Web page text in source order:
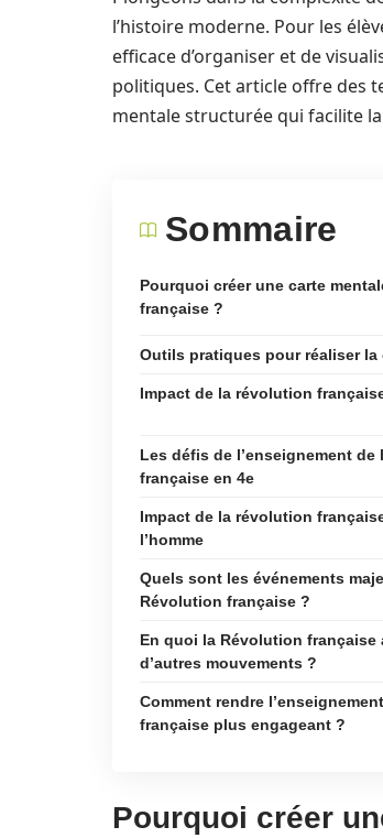
l’histoire moderne. Pour les
efficace d’organiser et de
politiques. Cet article offre des
mentale structurée qui facilite
Sommaire
Pourquoi créer une carte
française ?
Outils pratiques pour réaliser la
Impact de la révolution
Les défis de l’enseignement de
française en 4e
Impact de la révolution
l’homme
Quels sont les événements
Révolution française ?
En quoi la Révolution française
d’autres mouvements ?
Comment rendre
française plus engageant ?
Pourquoi créer